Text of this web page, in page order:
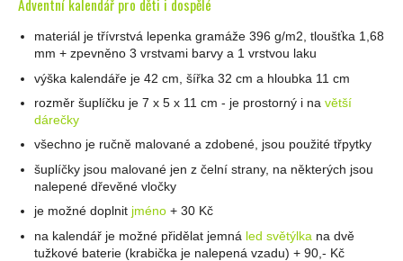
Adventní kalendář pro děti i dospělé
materiál je třívrstvá lepenka gramáže 396 g/m2, tloušťka 1,68
mm + zpevněno 3 vrstvami barvy a 1 vrstvou laku
výška kalendáře je 42 cm, šířka 32 cm a hloubka 11 cm
rozměr šuplíčku je 7 x 5 x 11 cm - je prostorný i navětší
dárečky
všechno je ručně malované a zdobené, jsou použité třpytky
šuplíčky jsou malované jen z čelní strany, na některých jsou
nalepené dřevěné vločky
je možné doplnit jméno + 30 Kč
na kalendář je možné přidělat jemná led světýlka na dvě
tužkové baterie (krabička je nalepená vzadu) + 90,- Kč